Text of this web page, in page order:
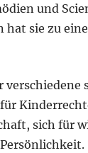
und
sie zu
sich für